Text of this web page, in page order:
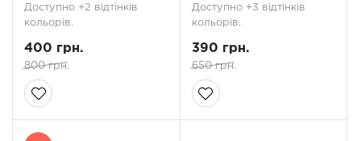
Доступно +2 відтінків
кольорів.
400 грн.
800 грн.
Доступно +3 відтінків
кольорів.
390 грн.
650 грн.